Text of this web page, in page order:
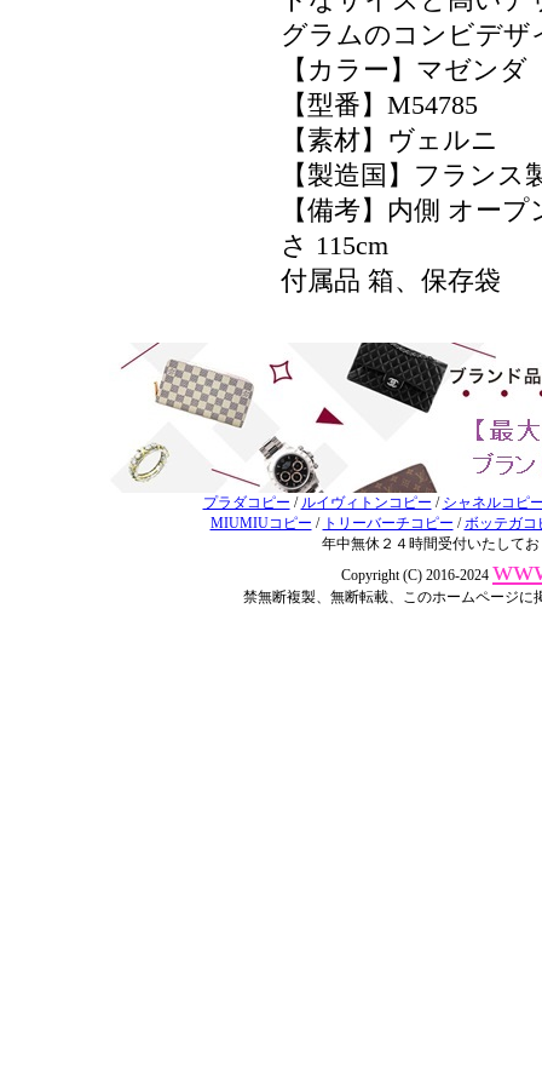
グラムのコンビデ
【カラー】マゼンダ
【型番】M54785
【素材】ヴェルニ
【製造国】フランス
【備考】内側 オー
さ 115cm
付属品 箱、保存袋
プラダコピー / ルイヴィトンコピー / シャネルコピ
MIUMIUコピー / トリーバーチコピー /ボッテガコ
年中無休２４時間受付いたして
Copyright (C) 2016-2024
禁無断複製、無断転載、このホームページ